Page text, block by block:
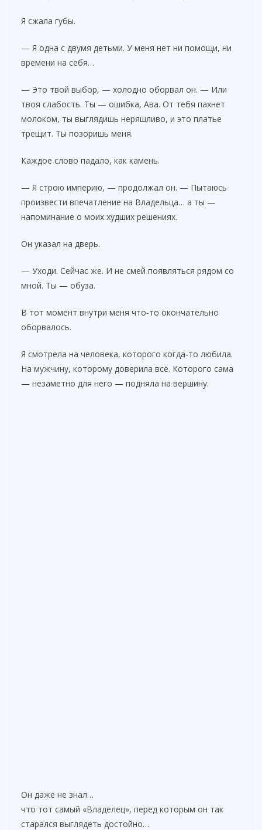
Я сжала губы.
— Я одна с двумя детьми. У меня нет ни помощи, ни
времени на себя…
— Это твой выбор, — холодно оборвал он. — Или
твоя слабость. Ты — ошибка, Ава. От тебя пахнет
молоком, ты выглядишь неряшливо, и это платье
трещит. Ты позоришь меня.
Каждое слово падало, как камень.
— Я строю империю, — продолжал он. — Пытаюсь
произвести впечатление на Владельца… а ты —
напоминание о моих худших решениях.
Он указал на дверь.
— Уходи. Сейчас же. И не смей появляться рядом со
мной. Ты — обуза.
В тот момент внутри меня что-то окончательно
оборвалось.
Я смотрела на человека, которого когда-то любила.
На мужчину, которому доверила всё. Которого сама
— незаметно для него — подняла на вершину.
Он даже не знал…
что тот самый «Владелец», перед которым он так
старался выглядеть достойно…